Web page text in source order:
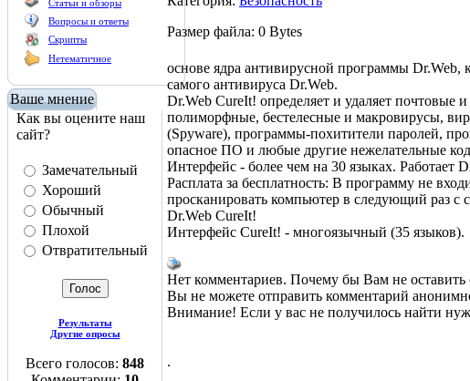
Статьи и обзоры
Вопросы и ответы
Скрипты
Нетематичное
Ваше мнение
Как вы оцените наш
сайт?
Замечательный
Хороший
Обычный
Плохой
Отвратительный
Результаты
Другие опросы
Всего голосов: 848
Размер файла: 0 Bytes
основе ядра антивирусной программы
самого антивируса Dr.Web.
Dr.Web CureIt! определяет и удаляет
полиморфные, бестелесные и макровирусы,
(Spyware), программы-похитители паролей,
опасное ПО и любые другие нежелательные
Интерфейс - более чем на 30 языках. Работает
Расплата за бесплатность: В программу не
просканировать компьютер в следующий раз
Dr.Web CureIt!
Интерфейс CureIt! - многоязычный (35 языков).
Нет комментариев. Почему бы Вам не оставить
Вы не можете отправить комментарий
Внимание! Если у вас не получилось найти
.